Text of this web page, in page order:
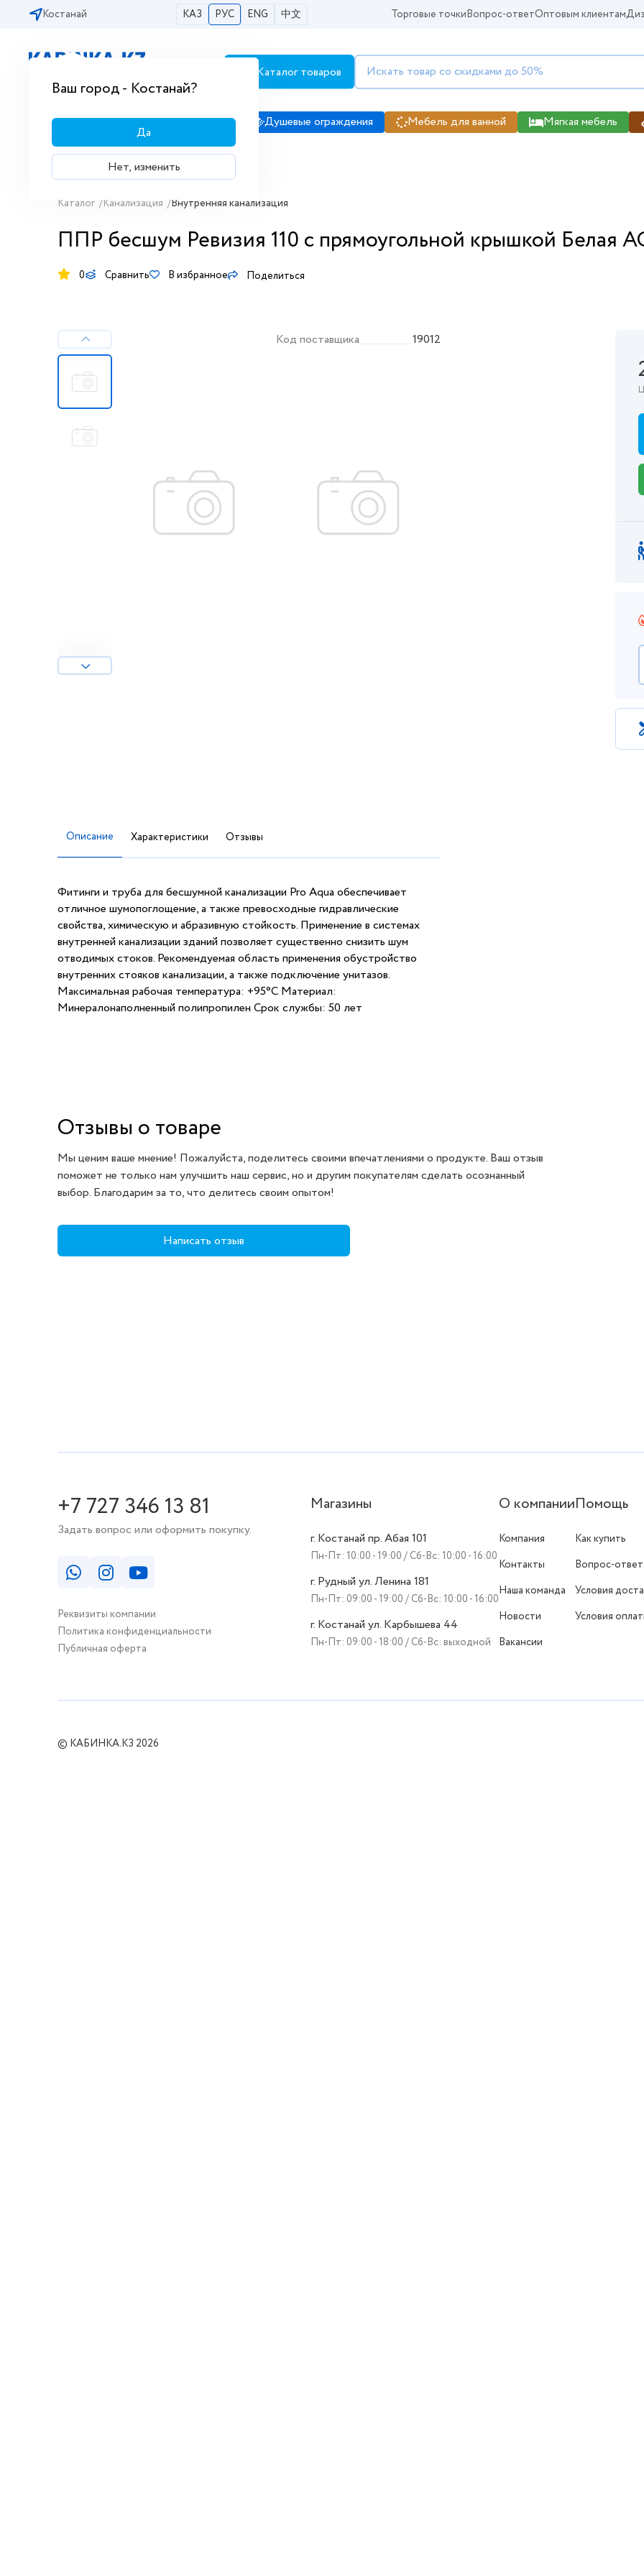
Костанай КАЗ РУС ENG 中文
Ваш город - Костанай?
Да
Нет, изменить
Торговые точкиВопрос-ответОптовым клиентам
Бесплатная доставка по городам РК
Каталог товаров
Сантехника Душевые кабины Душевые ограждения Мебель для ванной Мягкая мебель
Каталог /Канализация /Внутренняя канализация
ППР бесшум Ревизия 110 с прямоугольной крышкой Белая
0 Сравнить В избранное Поделиться
Код поставщика 19012
Описание Характеристики Отзывы
Фитинги и труба для бесшумной канализации Pro Aqua обеспечивает
отличное шумопоглощение, а также превосходные гидравлические
свойства, химическую и абразивную стойкость. Применение в системах
внутренней канализации зданий позволяет существенно снизить шум
отводимых стоков. Рекомендуемая область применения обустройство
внутренних стояков канализации, а также подключение унитазов.
Максимальная рабочая температура: +95°С Материал:
Минералонаполненный полипропилен Срок службы: 50 лет
Отзывы о товаре
Мы ценим ваше мнение! Пожалуйста, поделитесь своими впечатлениями о продукте. Ваш отзыв
поможет не только нам улучшить наш сервис, но и другим покупателям сделать осознанный
выбор. Благодарим за то, что делитесь своим опытом!
Написать отзыв
+7 727 346 13 81
Задать вопрос или оформить покупку.
Реквизиты компании
Политика конфиденциальности
Публичная оферта
Магазины
г. Костанай пр. Абая 101
Пн-Пт: 10:00 - 19:00 / Сб-Вс: 10:00 - 16:00
г. Рудный ул. Ленина 181
Пн-Пт: 09:00 - 19:00 / Сб-Вс: 10:00 - 16:00
г. Костанай ул. Карбышева 44
Пн-Пт: 09:00 - 18:00 / Сб-Вс: выходной
О компании
Компания
Контакты
Наша команда
Новости
Вакансии
Помощь
Как купить
Вопрос-ответ
Условия
Условия
© КАБИНКА.КЗ 2026